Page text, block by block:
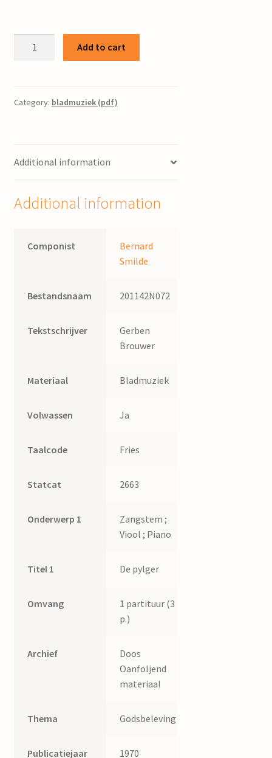
Smilde
Brouwer
Add to cart
Category: bladmuziek (pdf)
Additional information
Additional information
Componist
Bernard
Smilde
Bestandsnaam 201142N072
Tekstschrijver
Gerben
Brouwer
Materiaal Bladmuziek
Volwassen Ja
Taalcode Fries
Statcat 2663
Onderwerp 1
Zangstem ;
Viool ; Piano
Titel 1 De pylger
Omvang
1 partituur (3
p.)
Archief
Doos
Oanfoljend
materiaal
Thema Godsbeleving
Publicatiejaar 1970